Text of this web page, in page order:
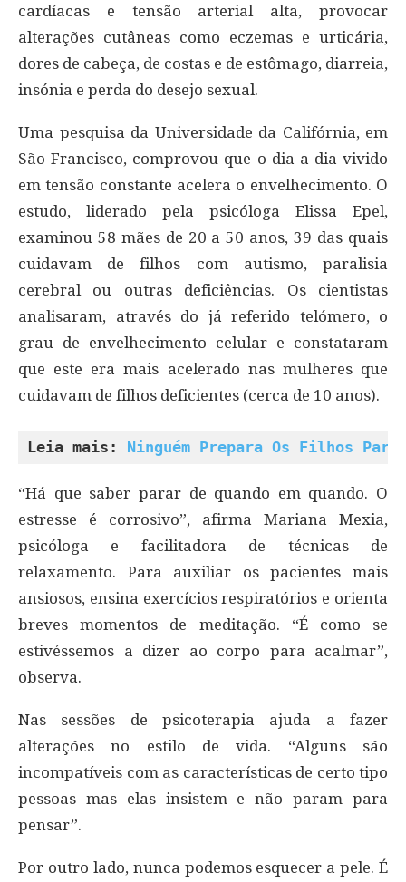
cardíacas e tensão arterial alta, provocar
alterações cutâneas como eczemas e urticária,
dores de cabeça, de costas e de estômago, diarreia,
insónia e perda do desejo sexual.
Uma pesquisa da Universidade da Califórnia, em
São Francisco, comprovou que o dia a dia vivido
em tensão constante acelera o envelhecimento. O
estudo, liderado pela psicóloga Elissa Epel,
examinou 58 mães de 20 a 50 anos, 39 das quais
cuidavam de filhos com autismo, paralisia
cerebral ou outras deficiências. Os cientistas
analisaram, através do já referido telómero, o
grau de envelhecimento celular e constataram
que este era mais acelerado nas mulheres que
cuidavam de filhos deficientes (cerca de 10 anos).
Leia mais: Ninguém Prepara Os Filhos
“Há que saber parar de quando em quando. O
estresse é corrosivo”, afirma Mariana Mexia,
psicóloga e facilitadora de técnicas de
relaxamento. Para auxiliar os pacientes mais
ansiosos, ensina exercícios respiratórios e orienta
breves momentos de meditação. “É como se
estivéssemos a dizer ao corpo para acalmar”,
observa.
Nas sessões de psicoterapia ajuda a fazer
alterações no estilo de vida. “Alguns são
incompatíveis com as características de certo tipo
pessoas mas elas insistem e não param para
pensar”.
Por outro lado, nunca podemos esquecer a pele. É